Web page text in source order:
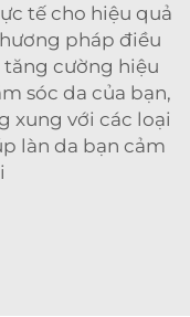
tế cho hiệu quả
pháp điều
cường hiệu
sóc da của bạn,
xung với các loại
làn da bạn cảm